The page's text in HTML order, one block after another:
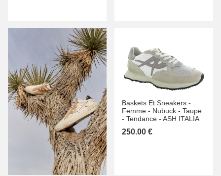
Baskets Et Sneakers -
Femme - Nubuck - Taupe
- Tendance - ASH ITALIA
250.00 €